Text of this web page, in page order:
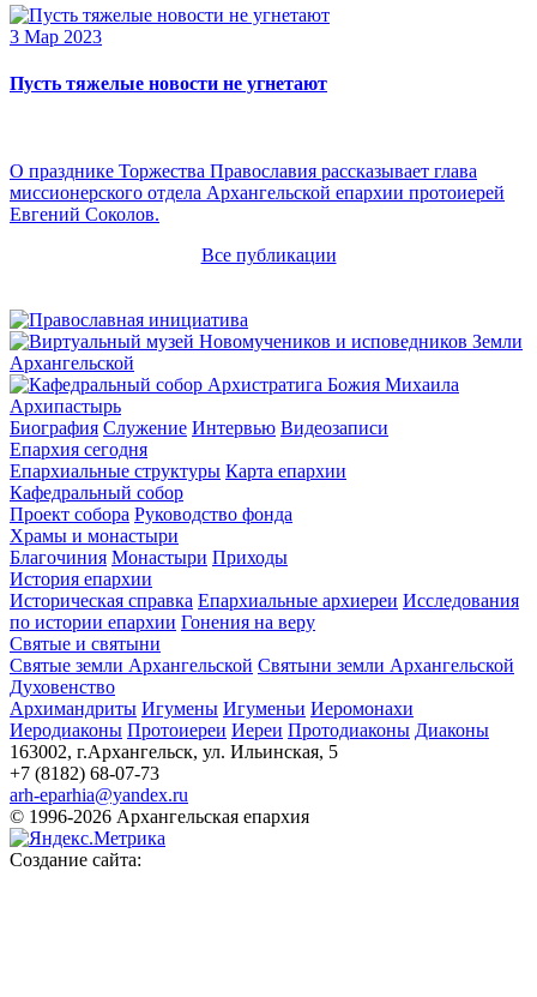
3 Мар 2023
Пусть тяжелые новости не угнетают
О празднике Торжества Православия рассказывает глава
миссионерского отдела Архангельской епархии протоиерей
Евгений Соколов.
Все публикации
Архипастырь
Биография Служение Интервью Видеозаписи
Епархия сегодня
Епархиальные структуры Карта епархии
Кафедральный собор
Проект собора Руководство фонда
Храмы и монастыри
Благочиния Монастыри Приходы
История епархии
Историческая справка Епархиальные архиереи Исследования
по истории епархии Гонения на веру
Святые и святыни
Святые земли Архангельской Святыни земли Архангельской
Духовенство
Архимандриты Игумены Игуменьи Иеромонахи
Иеродиаконы Протоиереи Иереи Протодиаконы Диаконы
163002, г.Архангельск, ул. Ильинская, 5
+7 (8182) 68-07-73
arh-eparhia@yandex.ru
© 1996-2026 Архангельская епархия
Создание сайта: